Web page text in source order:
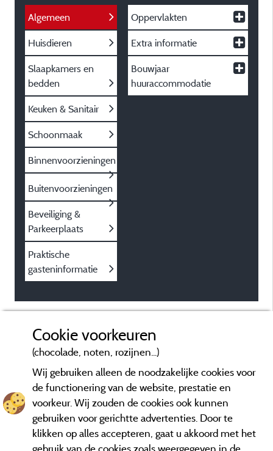
Algemeen
Huisdieren
Slaapkamers en
bedden
Keuken & Sanitair
Schoonmaak
Binnenvoorzieningen
Buitenvoorzieningen
Beveiliging &
Parkeerplaats
Praktische
gasteninformatie
Oppervlakten
Extra informatie
Bouwjaar
huuraccommodatie
Cookie voorkeuren
(chocolade, noten, rozijnen...)
Wij gebruiken alleen de noodzakelijke cookies voor
de functionering van de website, prestatie en
voorkeur. Wij zouden de cookies ook kunnen
gebruiken voor gerichtte advertenties. Door te
klikken op alles accepteren, gaat u akkoord met het
gebruik van de cookies zoals weergegeven in de